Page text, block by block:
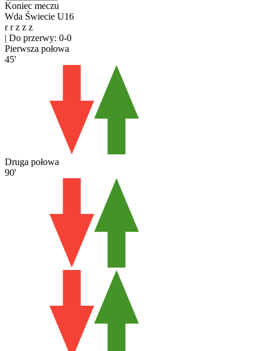
Koniec meczu
Wda Świecie U16
rrz z z
| Do przerwy: 0-0
Pierwsza połowa
45'
Druga połowa
90'